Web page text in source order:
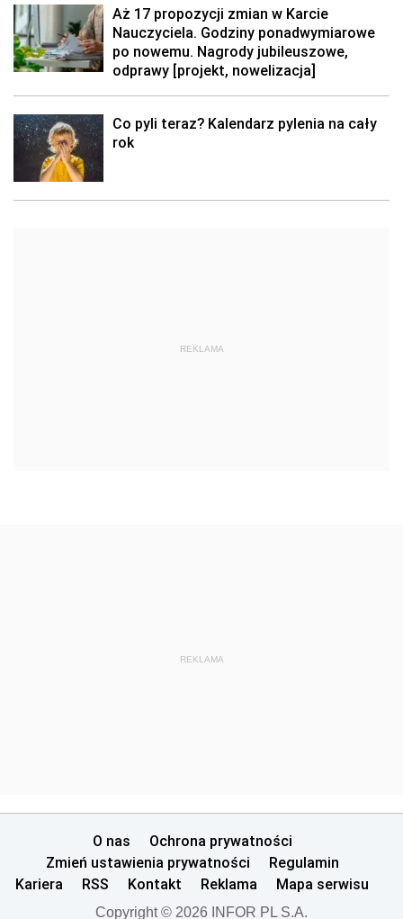
Aż 17 propozycji zmian w Karcie
Nauczyciela. Godziny ponadwymiarowe
po nowemu. Nagrody jubileuszowe,
odprawy [projekt, nowelizacja]
Co pyli teraz? Kalendarz pylenia na cały
rok
REKLAMA
REKLAMA
O nas
Ochrona prywatności
Zmień ustawienia prywatności
Regulamin
Kariera
RSS Kontakt Reklama Mapa serwisu
Copyright © 2026 INFOR PL S.A.